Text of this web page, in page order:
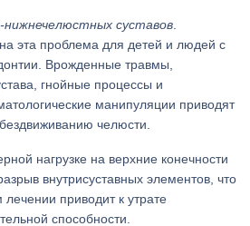
нижнечелюстных суставов
эта проблема для детей и людей с
Врожденные травмы,
гнойные процессы и
манипуляции приводят
челюсти.
нагрузке на верхние конечности
внутрисуставных элементов, что
приводит к утрате
способности.